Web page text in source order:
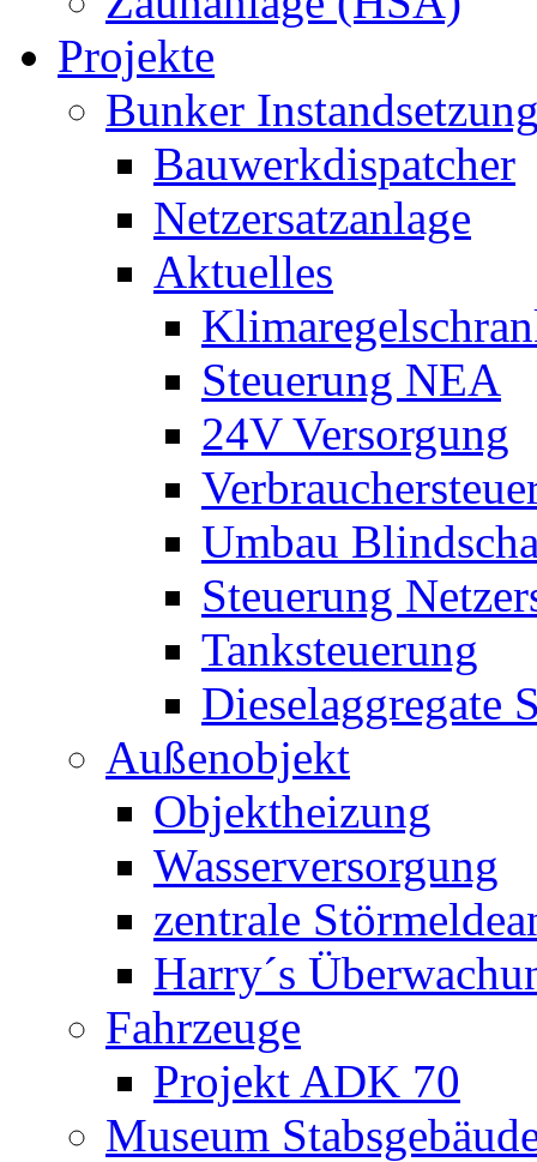
Projekte
Bunker
Bauwerkdispatcher
Netzersatzanlage
Aktuelles
Steuerung NEA
24V Versorgung
Umbau
Steuerung
Tanksteuerung
Dieselaggregate
Außenobjekt
Objektheizung
Wasserversorgung
zentrale
Harry´s
Fahrzeuge
Projekt ADK 70
Museum